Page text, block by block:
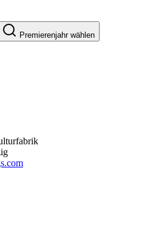
Premierenjahr wählen